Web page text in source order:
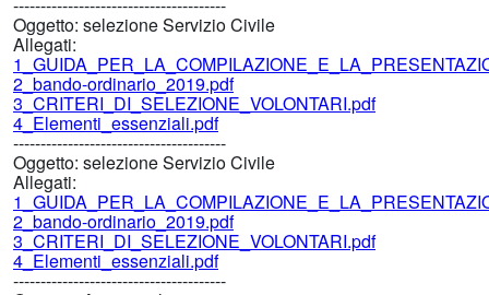
Oggetto: selezione Servizio Civile
Allegati:
2_bando-ordinario_2019.pdf
3_CRITERI_DI_SELEZIONE_VOLONTARI.pdf
4_Elementi_essenziali.pdf
---------------------------------------
Oggetto: selezione Servizio Civile
Allegati:
2_bando-ordinario_2019.pdf
3_CRITERI_DI_SELEZIONE_VOLONTARI.pdf
4_Elementi_essenziali.pdf
---------------------------------------